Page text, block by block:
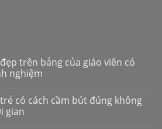
trên bảng của giáo viên có
nghiệm
có cách cầm bút đúng không
gian